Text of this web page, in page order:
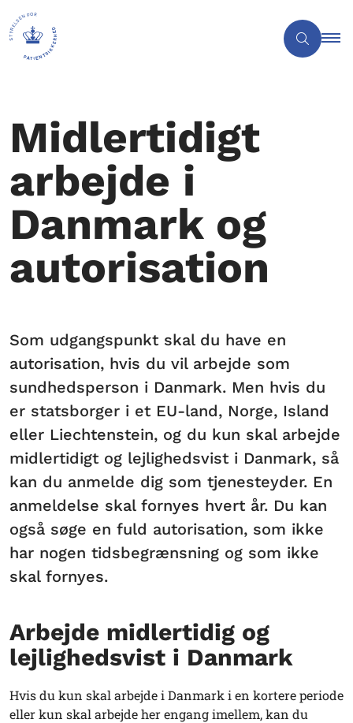
Midlertidigt
arbejde i
Danmark og
autorisation
Som udgangspunkt skal du have en
autorisation, hvis du vil arbejde som
sundhedsperson i Danmark. Men hvis du
er statsborger i et EU-land, Norge, Island
eller Liechtenstein, og du kun skal arbejde
midlertidigt og lejlighedsvist i Danmark, så
kan du anmelde dig som tjenesteyder. En
anmeldelse skal fornyes hvert år. Du kan
også søge en fuld autorisation, som ikke
har nogen tidsbegrænsning og som ikke
skal fornyes.
Arbejde midlertidig og
lejlighedsvist i Danmark
Hvis du kun skal arbejde i Danmark i en kortere periode
eller kun skal arbejde her engang imellem, kan du